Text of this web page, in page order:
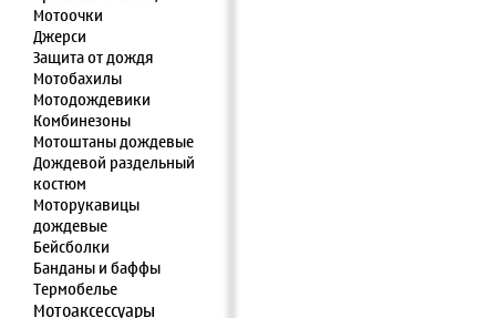
Мотоочки
Джерси
Защита от дождя
Мотобахилы
Мотодождевики
Комбинезоны
Мотоштаны дождевые
Дождевой раздельный
костюм
Моторукавицы
дождевые
Бейсболки
Банданы и баффы
Термобелье
Мотоаксессуары